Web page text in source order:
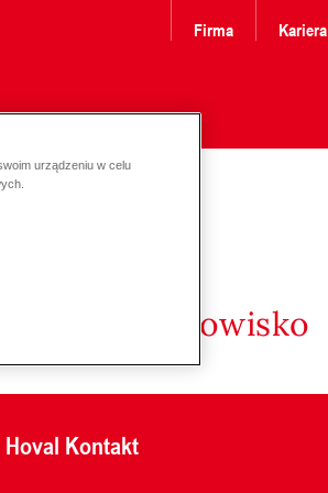
Firma Kariera
i środowisko
Hoval Kontakt
urządzeniu w celu